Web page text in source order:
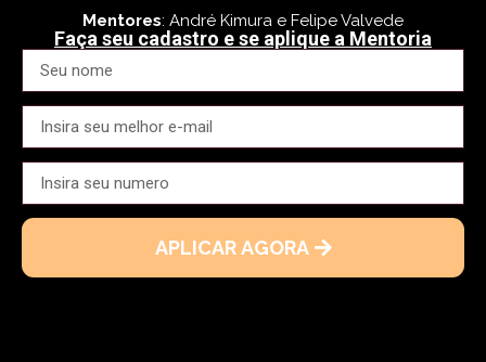
Mentores: André Kimura e Felipe Valvede
Faça seu cadastro e se aplique a Mentoria
APLICAR AGORA